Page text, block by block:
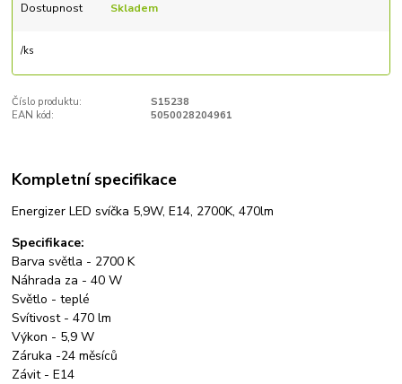
Dostupnost Skladem
/ks
Číslo produktu:
S15238
EAN kód:
5050028204961
Kompletní specifikace
Energizer LED svíčka 5,9W, E14, 2700K, 470lm
Specifikace:
Barva světla - 2700 K
Náhrada za - 40 W
Světlo - teplé
Svítivost - 470 lm
Výkon - 5,9 W
Záruka -24 měsíců
Závit - E14